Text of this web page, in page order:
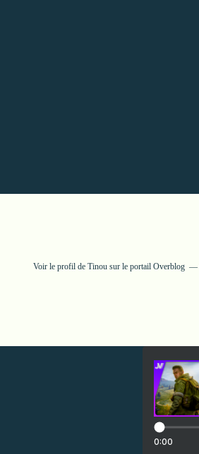
Voir le profil de Tinousur le portail Overblog
0:00